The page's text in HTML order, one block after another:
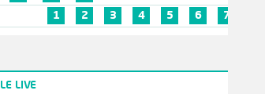
1
2 3 4 5 6 7
LE LIVE